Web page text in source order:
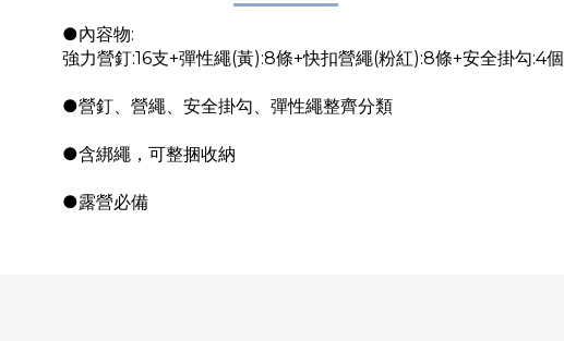
●內容物:
強力營釘:16支+彈性繩(黃):8條+快扣營繩(粉紅):8條+安全掛勾:4個
●營釘、營繩、安全掛勾、彈性繩整齊分類
●含綁繩，可整捆收納
●露營必備